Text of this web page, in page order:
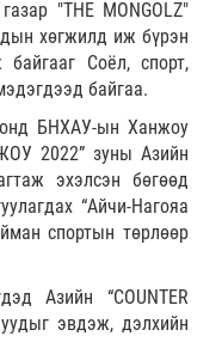
"THE MONGOLZ"
хөгжилд иж бүрэн
Соёл, спорт,
байгаа.
БНХАУ-ын Ханжоу
2022” зуны Азийн
эхэлсэн бөгөөд
“Айчи-Нагояа
спортын төрлөөр
Азийн “COUNTER
эвдэж, дэлхийн